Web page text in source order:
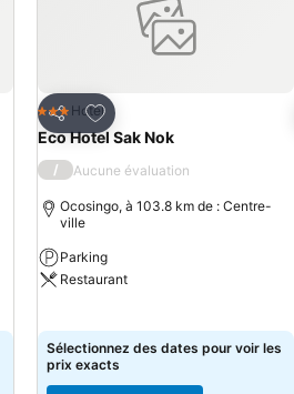
Partager
Ajouter à mes favoris
3 ÉtoilesHotel
Eco Hotel Sak Nok
/ Aucune évaluation
Ocosingo, à 103.8 km de : Centre-
ville
Parking
Restaurant
Sélectionnez des dates pour voir les
prix exacts